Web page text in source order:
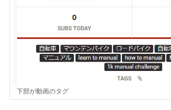
下部が動画のタグ